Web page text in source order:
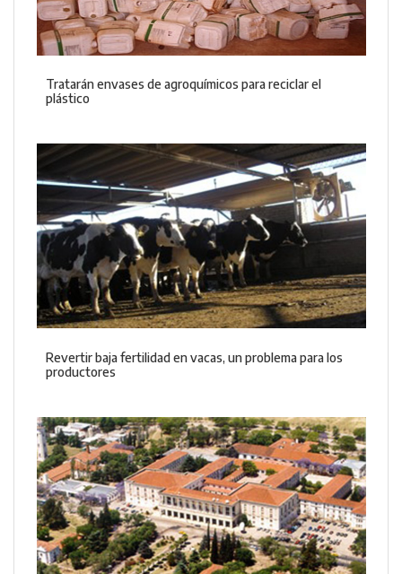
Tratarán envases de agroquímicos para reciclar el
plástico
Revertir baja fertilidad en vacas, un problema para los
productores